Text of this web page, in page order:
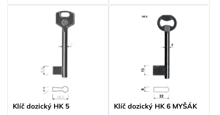
Klíč dozický HK 5 Klíč dozický HK 6 MYŠÁK